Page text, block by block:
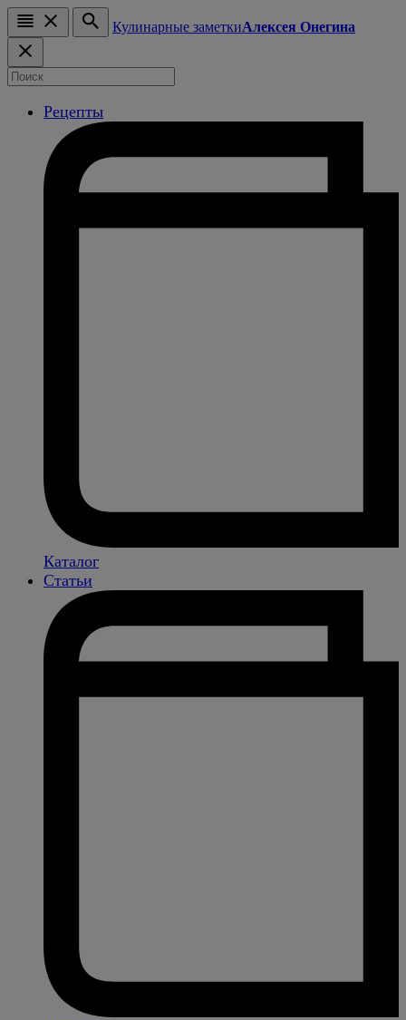
Кулинарные заметкиАлексея Онегина
Рецепты
Каталог
Статьи